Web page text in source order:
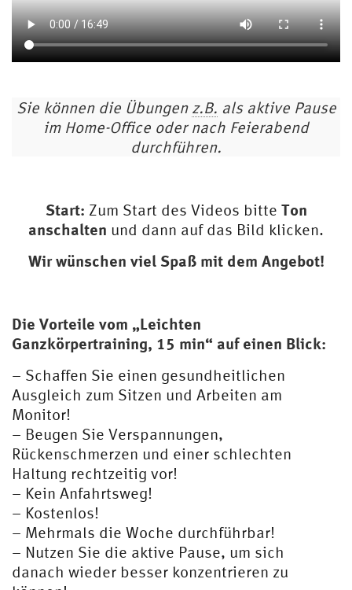
Sie können die Übungen z.B. als aktive Pause
im Home-Office oder nach Feierabend
durchführen.
Start: Zum Start des Videos bitte Ton
anschalten und dann auf das Bild klicken.
Wir wünschen viel Spaß mit dem Angebot!
Die Vorteile vom „Leichten
Ganzkörpertraining, 15 min“ auf einen Blick:
– Schaffen Sie einen gesundheitlichen
Ausgleich zum Sitzen und Arbeiten am
Monitor!
– Beugen Sie Verspannungen,
Rückenschmerzen und einer schlechten
Haltung rechtzeitig vor!
– Kein Anfahrtsweg!
– Kostenlos!
– Mehrmals die Woche durchführbar!
– Nutzen Sie die aktive Pause, um sich
danach wieder besser konzentrieren zu